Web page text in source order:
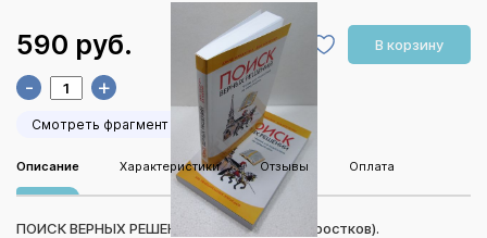
590 руб. В корзину
- +
Смотреть фрагмент
Описание Характеристики Отзывы Оплата
ПОИСК ВЕРНЫХ РЕШЕНИЙ (чтение для подростков).